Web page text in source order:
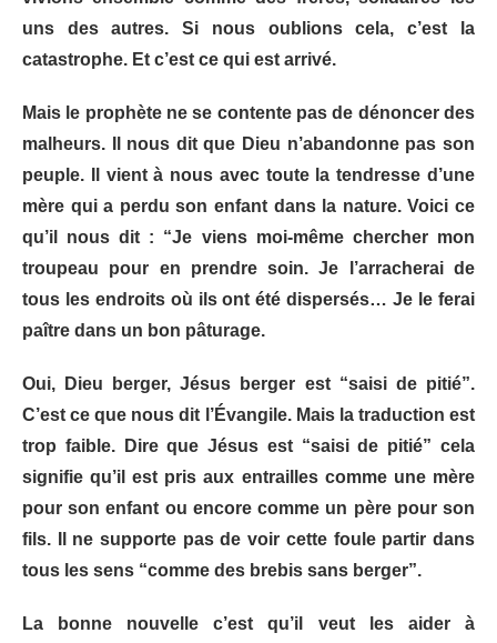
uns des autres. Si nous oublions cela, c’est la
catastrophe. Et c’est ce qui est arrivé.
Mais le prophète ne se contente pas de dénoncer des
malheurs. Il nous dit que Dieu n’abandonne pas son
peuple. Il vient à nous avec toute la tendresse d’une
mère qui a perdu son enfant dans la nature. Voici ce
qu’il nous dit : “Je viens moi-même chercher mon
troupeau pour en prendre soin. Je l’arracherai de
tous les endroits où ils ont été dispersés… Je le ferai
paître dans un bon pâturage.
Oui, Dieu berger, Jésus berger est “saisi de pitié”.
C’est ce que nous dit l’Évangile. Mais la traduction est
trop faible. Dire que Jésus est “saisi de pitié” cela
signifie qu’il est pris aux entrailles comme une mère
pour son enfant ou encore comme un père pour son
fils. Il ne supporte pas de voir cette foule partir dans
tous les sens “comme des brebis sans berger”.
La bonne nouvelle c’est qu’il veut les aider à